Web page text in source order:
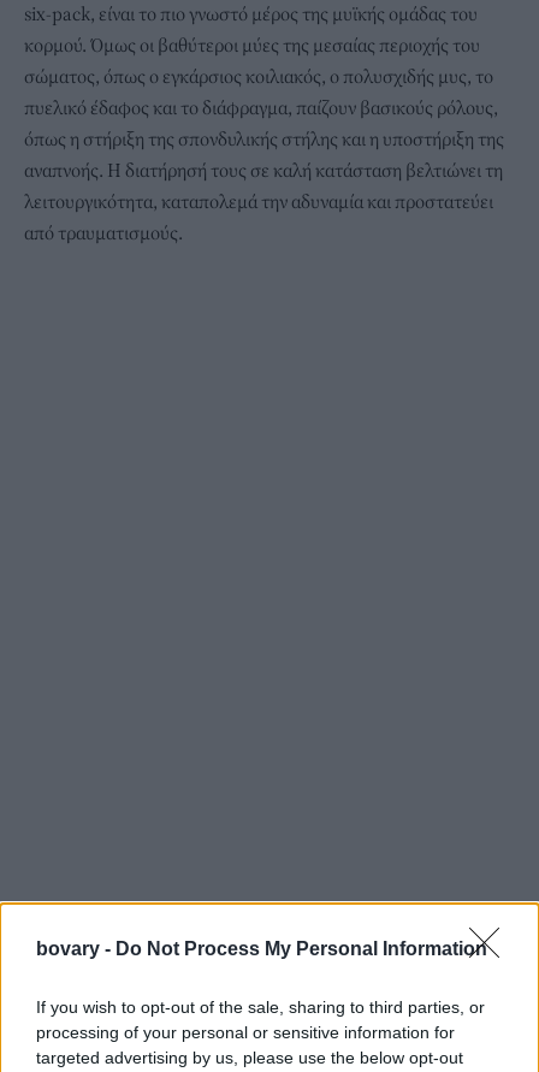
bovary - Do Not Process My Personal Information
If you wish to opt-out of the sale, sharing to third parties, or
processing of your personal or sensitive information for
targeted advertising by us, please use the below opt-out
six-pack, είναι το πιο γνωστό μέρος της μυϊκής ομάδας του
κορμού. Όμως οι βαθύτεροι μύες της μεσαίας περιοχής του
σώματος, όπως ο εγκάρσιος κοιλιακός, ο πολυσχιδής μυς, το
πυελικό έδαφος και το διάφραγμα, παίζουν βασικούς ρόλους,
όπως η στήριξη της σπονδυλικής στήλης και η υποστήριξη της
αναπνοής. Η διατήρησή τους σε καλή κατάσταση βελτιώνει τη
λειτουργικότητα, καταπολεμά την αδυναμία και προστατεύει
από τραυματισμούς.